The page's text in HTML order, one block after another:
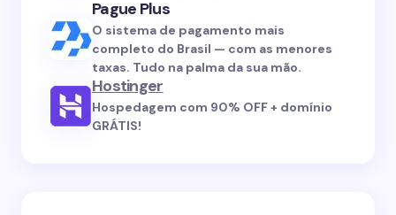
Pague Plus
O sistema de pagamento mais
completo do Brasil — com as menores
taxas. Tudo na palma da sua mão.
Hostinger
Hospedagem com 90% OFF + domínio
GRÁTIS!